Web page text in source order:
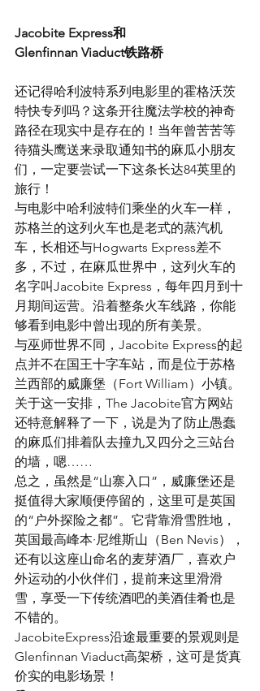
Jacobite Express和
Glenfinnan Viaduct铁路桥
还记得哈利波特系列电影里的霍格沃茨
特快专列吗？这条开往魔法学校的神奇
路径在现实中是存在的！当年曾苦苦等
待猫头鹰送来录取通知书的麻瓜小朋友
们，一定要尝试一下这条长达84英里的
旅行！
与电影中哈利波特们乘坐的火车一样，
苏格兰的这列火车也是老式的蒸汽机
车，长相还与Hogwarts Express差不
多，不过，在麻瓜世界中，这列火车的
名字叫Jacobite Express，每年四月到十
月期间运营。沿着整条火车线路，你能
够看到电影中曾出现的所有美景。
与巫师世界不同，Jacobite Express的起
点并不在国王十字车站，而是位于苏格
兰西部的威廉堡（Fort William）小镇。
关于这一安排，The Jacobite官方网站
还特意解释了一下，说是为了防止愚蠢
的麻瓜们排着队去撞九又四分之三站台
的墙，嗯……
总之，虽然是“山寨入口”，威廉堡还是
挺值得大家顺便停留的，这里可是英国
的“户外探险之都”。它背靠滑雪胜地，
英国最高峰本·尼维斯山（Ben Nevis），
还有以这座山命名的麦芽酒厂，喜欢户
外运动的小伙伴们，提前来这里滑滑
雪，享受一下传统酒吧的美酒佳肴也是
不错的。
JacobiteExpress沿途最重要的景观则是
Glenfinnan Viaduct高架桥，这可是货真
价实的电影场景！